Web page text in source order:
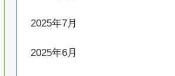
2025年7月
2025年6月